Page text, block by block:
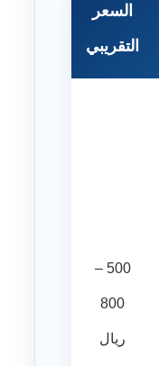
السعر
التقريبي
500 –
800
ريال